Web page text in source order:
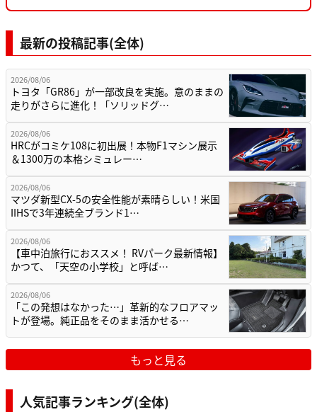
最新の投稿記事(全体)
2026/08/06
トヨタ「GR86」が一部改良を実施。意のままの
走りがさらに進化！「ソリッドグ…
2026/08/06
HRCがコミケ108に初出展！本物F1マシン展示
＆1300万の本格シミュレー…
2026/08/06
マツダ新型CX-5の安全性能が素晴らしい！米国
IIHSで3年連続全ブランド1…
2026/08/06
【車中泊旅行におススメ！ RVパーク最新情報】
かつて、「天空の小学校」と呼ば…
2026/08/06
「この発想はなかった…」革新的なフロアマッ
トが登場。純正品をそのまま活かせる…
もっと見る
人気記事ランキング(全体)